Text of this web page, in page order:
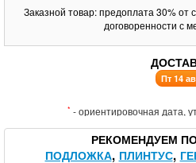
Заказной товар: предоплата 30% от
договоренности с
Пт 14
* - ориентировочная дата,
РЕКОМЕНДУЕМ
ПОДЛОЖКА ПЛИНТУС